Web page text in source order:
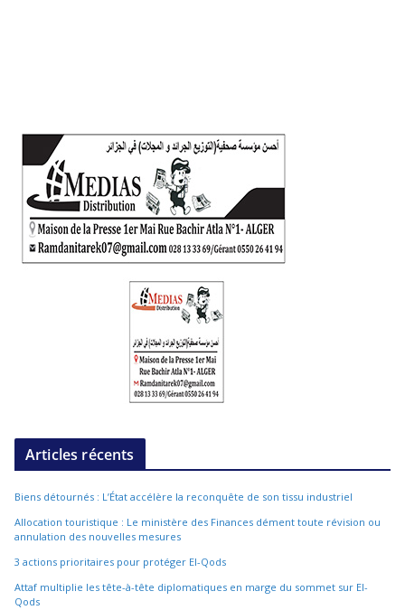
Articles récents
Biens détournés : L’État accélère la reconquête de son tissu industriel
Allocation touristique : Le ministère des Finances dément toute révision ou
annulation des nouvelles mesures
3 actions prioritaires pour protéger El-Qods
Attaf multiplie les tête-à-tête diplomatiques en marge du sommet sur El-
Qods